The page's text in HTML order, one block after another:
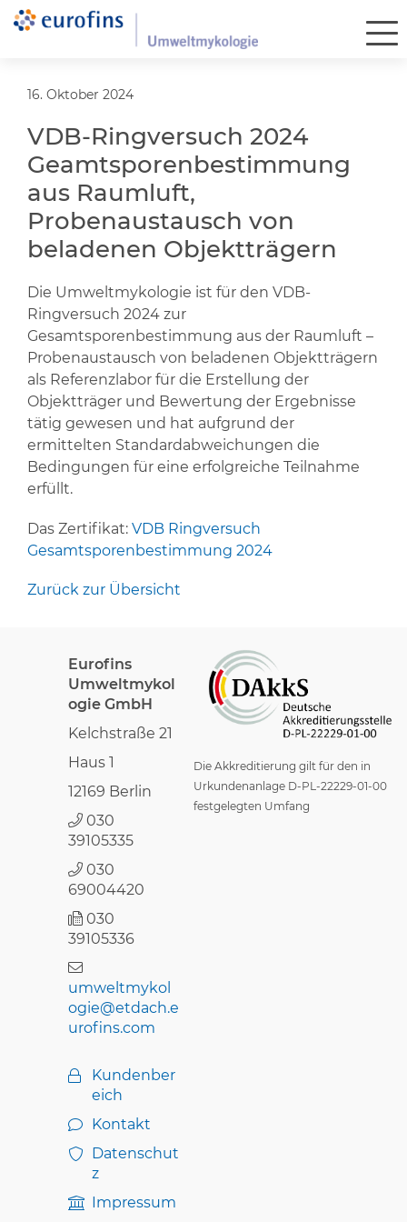
16. Oktober 2024
VDB-Ringversuch 2024
Geamtsporenbestimmung
aus Raumluft,
Probenaustausch von
beladenen Objektträgern
Die Umweltmykologie ist für den VDB-
Ringversuch 2024 zur
Gesamtsporenbestimmung aus der Raumluft –
Probenaustausch von beladenen Objektträgern
als Referenzlabor für die Erstellung der
Objektträger und Bewertung der Ergebnisse
tätig gewesen und hat aufgrund der
ermittelten Standardabweichungen die
Bedingungen für eine erfolgreiche Teilnahme
erfüllt.
Das Zertifikat: VDB Ringversuch
Gesamtsporenbestimmung 2024
Zurück zur Übersicht
Die Akkreditierung gilt für den in
Urkundenanlage D-PL-22229-01-00
festgelegten Umfang
Eurofins
Umweltmykol
ogie GmbH
Kelchstraße 21
Haus 1
12169 Berlin
030
39105335
030
69004420
030
39105336
umweltmykol
ogie@etdach.e
urofins.com
Kundenber
eich
Kontakt
Datenschut
z
Impressum